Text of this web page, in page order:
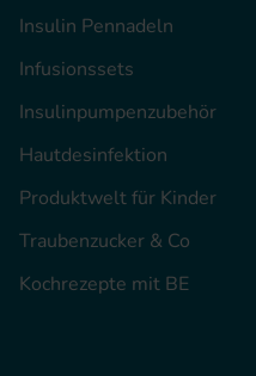
Insulin Pennadeln
Infusionssets
Insulinpumpenzubehör
Hautdesinfektion
Produktwelt für Kinder
Traubenzucker & Co
Kochrezepte mit BE